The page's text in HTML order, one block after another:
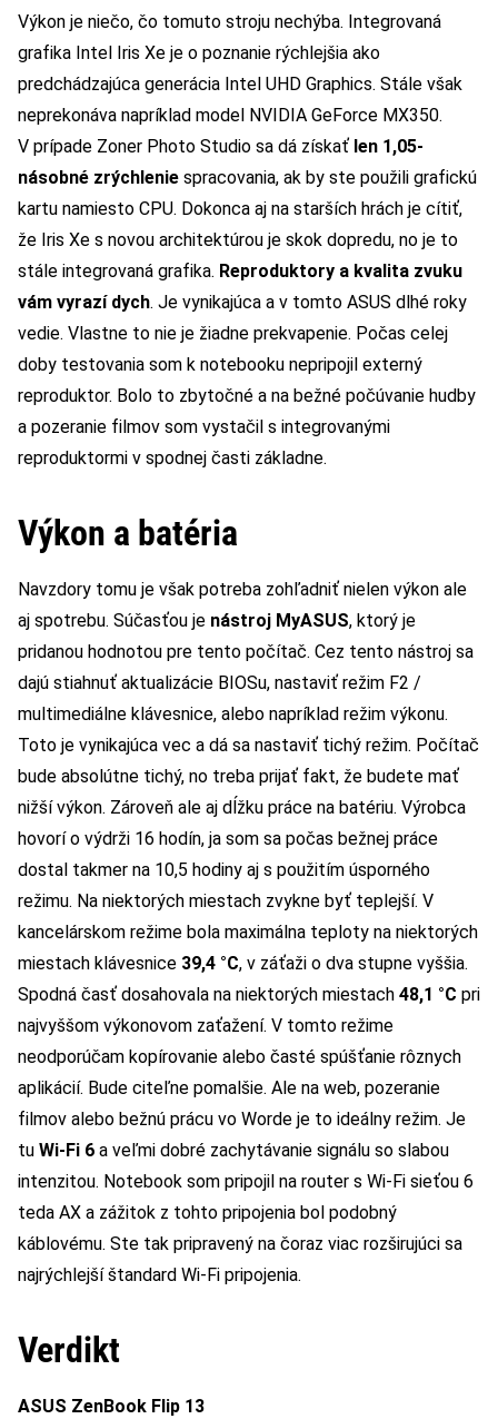
Výkon je niečo, čo tomuto stroju nechýba. Integrovaná
grafika Intel Iris Xe je o poznanie rýchlejšia ako
predchádzajúca generácia Intel UHD Graphics. Stále však
neprekonáva napríklad model NVIDIA GeForce MX350.
V prípade Zoner Photo Studio sa dá získať len 1,05-
násobné zrýchlenie spracovania, ak by ste použili grafickú
kartu namiesto CPU. Dokonca aj na starších hrách je cítiť,
že Iris Xe s novou architektúrou je skok dopredu, no je to
stále integrovaná grafika. Reproduktory a kvalita zvuku
vám vyrazí dych. Je vynikajúca a v tomto ASUS dlhé roky
vedie. Vlastne to nie je žiadne prekvapenie. Počas celej
doby testovania som k notebooku nepripojil externý
reproduktor. Bolo to zbytočné a na bežné počúvanie hudby
a pozeranie filmov som vystačil s integrovanými
reproduktormi v spodnej časti základne.
Výkon a batéria
Navzdory tomu je však potreba zohľadniť nielen výkon ale
aj spotrebu. Súčasťou je nástroj MyASUS, ktorý je
pridanou hodnotou pre tento počítač. Cez tento nástroj sa
dajú stiahnuť aktualizácie BIOSu, nastaviť režim F2 /
multimediálne klávesnice, alebo napríklad režim výkonu.
Toto je vynikajúca vec a dá sa nastaviť tichý režim. Počítač
bude absolútne tichý, no treba prijať fakt, že budete mať
nižší výkon. Zároveň ale aj dĺžku práce na batériu. Výrobca
hovorí o výdrži 16 hodín, ja som sa počas bežnej práce
dostal takmer na 10,5 hodiny aj s použitím úsporného
režimu. Na niektorých miestach zvykne byť teplejší. V
kancelárskom režime bola maximálna teploty na niektorých
miestach klávesnice 39,4 °C, v záťaži o dva stupne vyššia.
Spodná časť dosahovala na niektorých miestach 48,1 °C pri
najvyššom výkonovom zaťažení. V tomto režime
neodporúčam kopírovanie alebo časté spúšťanie rôznych
aplikácií. Bude citeľne pomalšie. Ale na web, pozeranie
filmov alebo bežnú prácu vo Worde je to ideálny režim. Je
tu Wi-Fi 6 a veľmi dobré zachytávanie signálu so slabou
intenzitou. Notebook som pripojil na router s Wi-Fi sieťou 6
teda AX a zážitok z tohto pripojenia bol podobný
káblovému. Ste tak pripravený na čoraz viac rozširujúci sa
najrýchlejší štandard Wi-Fi pripojenia.
Verdikt
ASUS ZenBook Flip 13